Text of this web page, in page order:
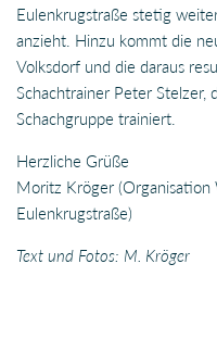
Eulenkrugstraße stetig
anzieht. Hinzu kommt die
Volksdorf und die daraus
Schachtrainer Peter Stelzer,
Schachgruppe trainiert.
Herzliche Grüße
Moritz Kröger (Organisation
Eulenkrugstraße)
Text und Fotos: M. Kröger